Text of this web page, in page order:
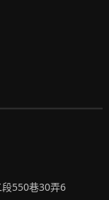
段550巷30弄6